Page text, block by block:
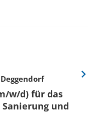
w/d) für das
und
Eine